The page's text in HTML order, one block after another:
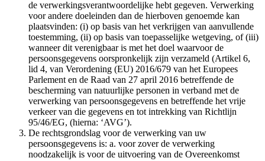
de verwerkingsverantwoordelijke hebt gegeven. Verwerking
voor andere doeleinden dan de hierboven genoemde kan
plaatsvinden: (i) op basis van het verkrijgen van aanvullende
toestemming, (ii) op basis van toepasselijke wetgeving, of (iii)
wanneer dit verenigbaar is met het doel waarvoor de
persoonsgegevens oorspronkelijk zijn verzameld (Artikel 6,
lid 4, van Verordening (EU) 2016/679 van het Europees
Parlement en de Raad van 27 april 2016 betreffende de
bescherming van natuurlijke personen in verband met de
verwerking van persoonsgegevens en betreffende het vrije
verkeer van die gegevens en tot intrekking van Richtlijn
95/46/EG, (hierna: ‘AVG’).
De rechtsgrondslag voor de verwerking van uw
persoonsgegevens is: a. voor zover de verwerking
noodzakelijk is voor de uitvoering van de Overeenkomst